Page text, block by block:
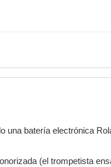
una batería electrónica
(el trompetista